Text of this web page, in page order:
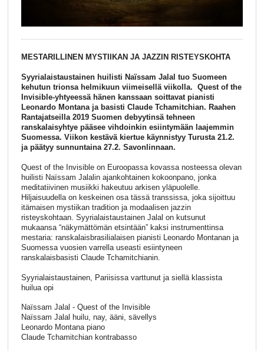
MESTARILLINEN MYSTIIKAN JA JAZZIN RISTEYSKOHTA
Syyrialaistaustainen huilisti Naïssam Jalal tuo Suomeen
kehutun trionsa helmikuun viimeisellä viikolla. Quest of the
Invisible-yhtyeessä hänen kanssaan soittavat pianisti
Leonardo Montana ja basisti Claude Tchamitchian. Raahen
Rantajatseilla 2019 Suomen debyytinsä tehneen
ranskalaisyhtye pääsee vihdoinkin esiintymään laajemmin
Suomessa. Viikon kestävä kiertue käynnistyy Turusta 21.2.
ja päätyy sunnuntaina 27.2. Savonlinnaan.
Quest of the Invisible on Euroopassa kovassa nosteessa olevan
huilisti Naïssam Jalalin ajankohtainen kokoonpano, jonka
meditatiivinen musiikki hakeutuu arkisen yläpuolelle.
Hiljaisuudella on keskeinen osa tässä transsissa, joka sijoittuu
itämaisen mystiikan tradition ja modaalisen jazzin
risteyskohtaan. Syyrialaistaustainen Jalal on kutsunut
mukaansa “näkymättömän etsintään” kaksi instrumenttinsa
mestaria: ranskalaisbrasilialaisen pianisti Leonardo Montanan ja
Suomessa vuosien varrella useasti esiintyneen
ranskalaisbasisti Claude Tchamitchianin.
Syyrialaistaustainen, Pariisissa varttunut ja siellä klassista
huilua opi
Naïssam Jalal - Quest of the Invisible
Naïssam Jalal huilu, nay, ääni, sävellys
Leonardo Montana piano
Claude Tchamitchian kontrabasso